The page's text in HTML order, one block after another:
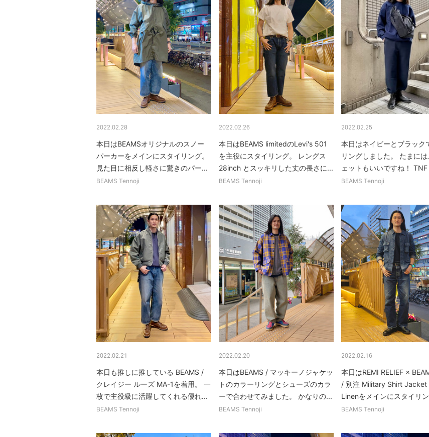
2022.02.28
本日はBEAMSオリジナルのスノー
パーカーをメインにスタイリング。
見た目に相反し軽さに驚きのパー...
BEAMS Tennoji
2022.02.26
本日はBEAMS limitedのLevi's 501
を主役にスタイリング。 レングス
28inch とスッキリした丈の長さに...
BEAMS Tennoji
2022.02.25
本日はネイビーとブラック
リングしました。 たまには
ェットもいいですね！
BEAMS Tennoji
2022.02.21
本日も推しに推している BEAMS /
クレイジー ルーズ MA-1を着用。 一
枚で主役級に活躍してくれる優れ...
BEAMS Tennoji
2022.02.20
本日はBEAMS / マッキーノジャケッ
トのカラーリングとシューズのカラ
ーで合わせてみました。 かなりの...
BEAMS Tennoji
2022.02.16
本日はREMI RELIEF ×
/ 別注 Military Shirt Jacket
Linenをメインにスタイリ
BEAMS Tennoji